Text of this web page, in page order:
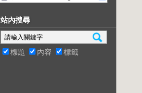
站內搜尋
標題 內容 標籤